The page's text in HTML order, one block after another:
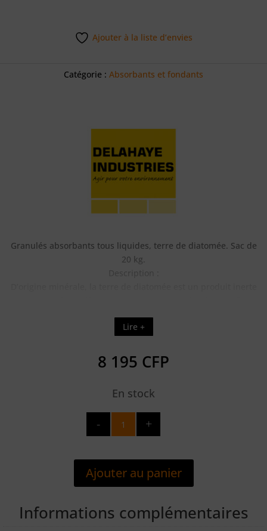
Ajouter à la liste d’envies
Catégorie : Absorbants et fondants
Granulés absorbants tous liquides, terre de diatomée. Sac de
20 kg.
diatomée est composé d’un nombre très
d’absorption
Lire +
8 195 CFP
En stock
quantité
TOUS
LIQUIDES
GRANULE
DIATOMEE
Ajouter au panier
Informations complémentaires